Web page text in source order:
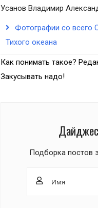
Усанов Владимир
Фотографии со всего
Тихого океана
Как понимать такое?
Закусывать надо!
Подборка постов